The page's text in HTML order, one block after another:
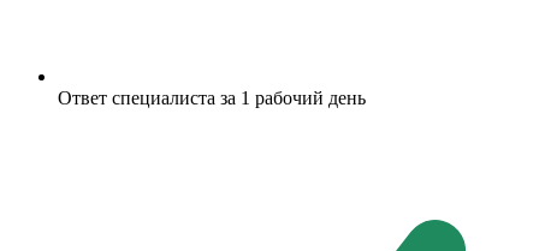
Ответ специалиста за 1 рабочий день